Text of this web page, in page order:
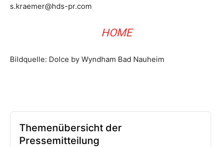
s.kraemer@hds-pr.com
HOME
Bildquelle: Dolce by Wyndham Bad Nauheim
Themenübersicht der
Pressemitteilung